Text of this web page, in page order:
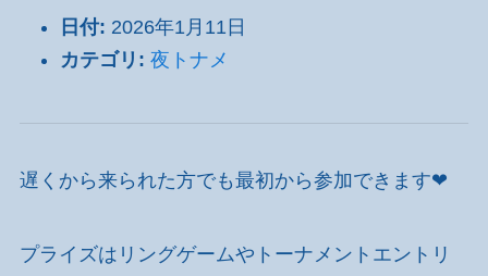
日付: 2026年1月11日
カテゴリ: 夜トナメ
遅くから来られた方でも最初から参加できます❤
プライズはリングゲームやトーナメントエントリ